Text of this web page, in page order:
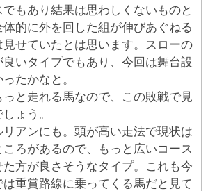
もあり結果は思わしくないものと
的に外を回した組が伸びあぐねる
せていたとは思います。スローの
いタイプでもあり、今回は舞台設
たかなと。
と走れる馬なので、この敗戦で見
ょう。
アンにも。頭が高い走法で現状は
ろがあるので、もっと広いコース
方が良さそうなタイプ。これも今
重賞路線に乗ってくる馬だと見て